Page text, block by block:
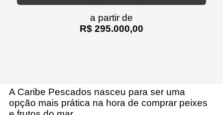
a partir de
R$ 295.000,00
A Caribe Pescados nasceu para ser uma
opção mais prática na hora de comprar peixes